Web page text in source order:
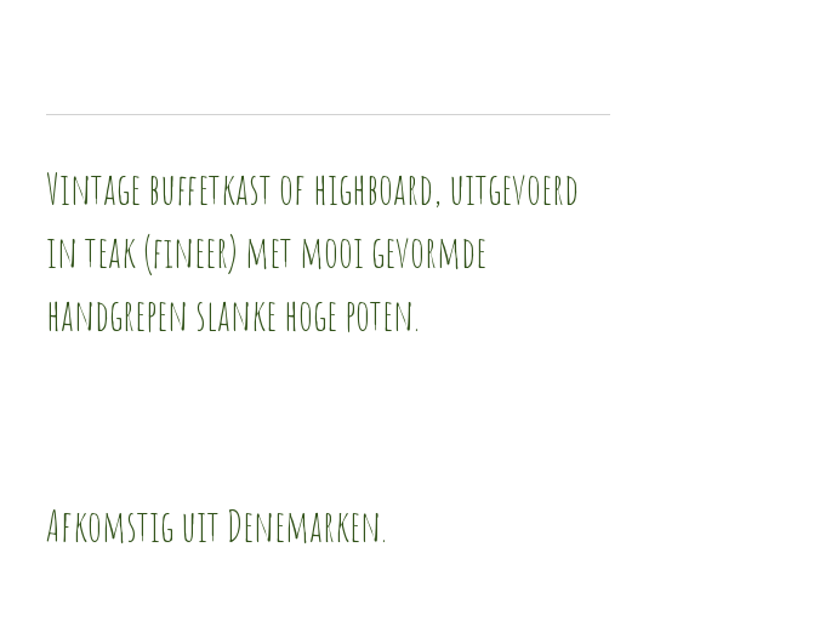
Vintage buffetkast of highboard, uitgevoerd
in teak (fineer) met mooi gevormde
handgrepen slanke hoge poten.
Afkomstig uit Denemarken.